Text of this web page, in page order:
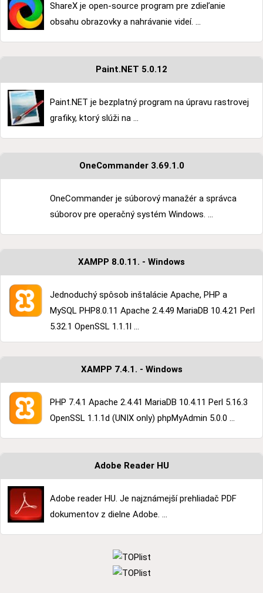
ShareX je open-source program pre zdieľanie
obsahu obrazovky a nahrávanie videí. ...
Paint.NET 5.0.12
Paint.NET je bezplatný program na úpravu rastrovej
grafiky, ktorý slúži na ...
OneCommander 3.69.1.0
OneCommander je súborový manažér a správca
súborov pre operačný systém Windows. ...
XAMPP 8.0.11. - Windows
Jednoduchý spôsob inštalácie Apache, PHP a
MySQL PHP8.0.11 Apache 2.4.49 MariaDB 10.4.21 Perl
5.32.1 OpenSSL 1.1.1l ...
XAMPP 7.4.1. - Windows
PHP 7.4.1 Apache 2.4.41 MariaDB 10.4.11 Perl 5.16.3
OpenSSL 1.1.1d (UNIX only) phpMyAdmin 5.0.0 ...
Adobe Reader HU
Adobe reader HU. Je najznámejší prehliadač PDF
dokumentov z dielne Adobe. ...